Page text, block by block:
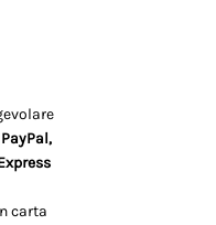
PayPal,
carta